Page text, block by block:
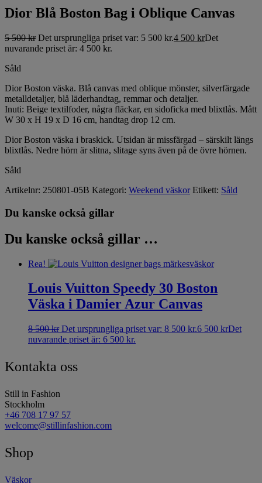
Dior Blå Boston Bag i Oblique Canvas
5 500kr Det ursprungliga priset var: 5 500 kr.4 500 krDet
nuvarande priset är: 4 500 kr.
Såld
Dior Boston väska. Blå canvas med oblique mönster, silverfärgade
metalldetaljer, blå läderhandtag, remmar och detaljer.
Inuti: Beige textilfoder, några fläckar, en sidoficka med blixtlås. Mått
W 30 x H 19 x D 16 cm, handtag drop 12 cm.
Dior Boston väska i braskick. Utsidan är missfärgad – särskilt längs
blixtlås. Nedre hörn är slitna, slitage syns även på de övre hörnen.
Såld
Artikelnr: 250801-05B Kategori: Weekend väskor Etikett: Såld
Du kanske också gillar
Du kanske också gillar …
Rea!
Louis Vuitton Speedy 30 Boston
Väska i Damier Azur Canvas
8 500kr Det ursprungliga priset var: 8 500 kr.6 500 krDet
nuvarande priset är: 6 500 kr.
Kontakta oss
Still in Fashion
Stockholm
+46 708 17 97 57
welcome@stillinfashion.com
Shop
Väskor